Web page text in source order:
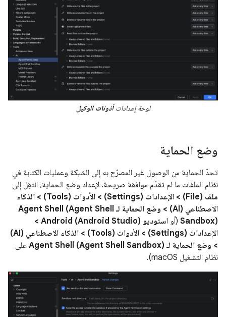
لوحة إعداداتأذونات الوكيل
وضع الحماية
تحدّ الحماية من الوصول غير المصرّح به إلى الشبكة وعمليات الكتابة في
نظام الملفات ما لم تقدّم موافقة صريحة. لإعداد وضع الحماية، انتقِل إلى
ملف (File) > الإعدادات (Settings) > الأدوات (Tools) > الذكاء
الاصطناعي (AI) > وضع الحماية لـ Agent Shell (Agent Shell
Sandbox) (أو
استوديو Android (Android Studio) >
الإعدادات (Settings) > الأدوات (Tools) > الذكاء الاصطناعي (AI)
> وضع الحماية لـ Agent Shell (Agent Shell Sandbox)
على
نظام التشغيل macOS).